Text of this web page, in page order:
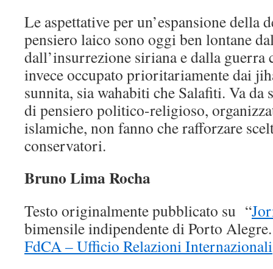
Le aspettative per un’espansione della
pensiero laico sono oggi ben lontane
dall’insurrezione siriana e dalla guerra
invece occupato prioritariamente dai
sunnita, sia wahabiti che Salafiti. Va da
di pensiero politico-religioso,
islamiche, non fanno che rafforzare
conservatori.
Bruno Lima Rocha
Testo originalmente pubblicato su “
bimensile indipendente di Porto
FdCA – Ufficio Relazioni Internazionali